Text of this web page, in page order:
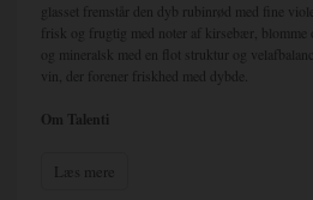
glasset fremstår den dyb rubinrød med fine
frisk og frugtig med noter af kirsebær,
og mineralsk med en flot struktur og
vin, der forener friskhed med dybde.
Om Talenti
potentiale brugte han år på at studere dets
Læs mere